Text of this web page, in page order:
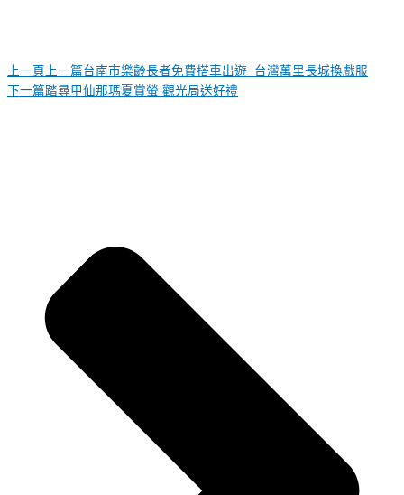
上一頁 上一篇台南市樂齡長者免費搭車出遊 台灣萬里長城換戲服
下一篇踏尋甲仙那瑪夏賞螢 觀光局送好禮